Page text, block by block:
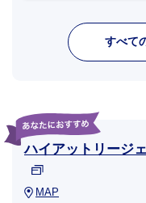
すべて
ハイアットリージ
MAP